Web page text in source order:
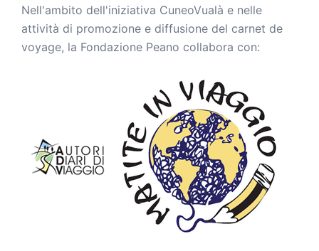
Nell'ambito dell'iniziativa CuneoVualà e nelle
attività di promozione e diffusione del carnet de
voyage, la Fondazione Peano collabora con: